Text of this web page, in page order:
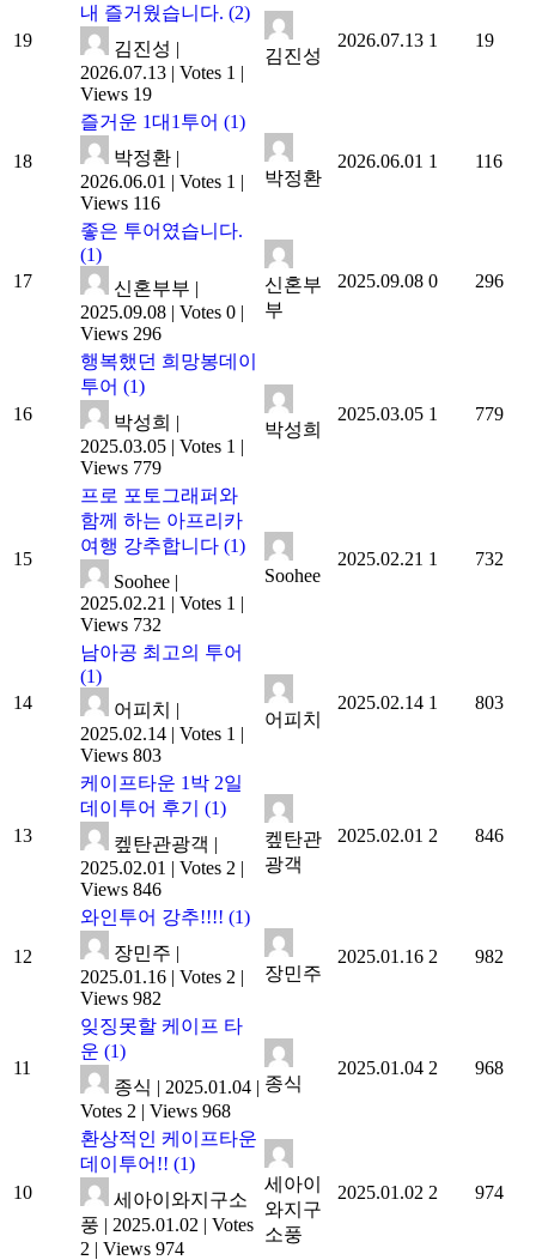
19
내 즐거웠습니다. (2)
김진성 |
2026.07.13 | Votes 1 |
Views 19
김진성
2026.07.13 1 19
18
즐거운 1대1투어 (1)
박정환 |
2026.06.01 | Votes 1 |
Views 116
박정환
2026.06.01 1 116
17
좋은 투어였습니다.
(1)
신혼부부 |
2025.09.08 | Votes 0 |
Views 296
신혼부
부
2025.09.08 0 296
16
행복했던 희망봉데이
투어 (1)
박성희 |
2025.03.05 | Votes 1 |
Views 779
박성희
2025.03.05 1 779
15
프로 포토그래퍼와
함께 하는 아프리카
여행 강추합니다 (1)
Soohee |
2025.02.21 | Votes 1 |
Views 732
Soohee
2025.02.21 1 732
14
남아공 최고의 투어
(1)
어피치 |
2025.02.14 | Votes 1 |
Views 803
어피치
2025.02.14 1 803
13
케이프타운 1박 2일
데이투어 후기 (1)
켚탄관광객 |
2025.02.01 | Votes 2 |
Views 846
켚탄관
광객
2025.02.01 2 846
12
와인투어 강추!!!! (1)
장민주 |
2025.01.16 | Votes 2 |
Views 982
장민주
2025.01.16 2 982
11
잊징못할 케이프 타
운 (1)
종식 | 2025.01.04 |
Votes 2 | Views 968
종식
2025.01.04 2 968
10
환상적인 케이프타운
데이투어!! (1)
세아이와지구소
풍 | 2025.01.02 | Votes
2 | Views 974
세아이
와지구
소풍
2025.01.02 2 974